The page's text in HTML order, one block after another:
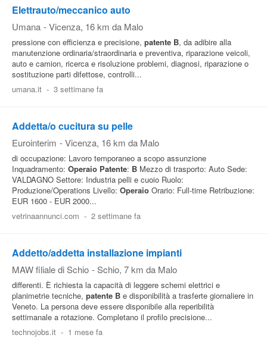
Elettrauto/meccanico auto
Umana - Vicenza, 16 km da Malo
pressione con efficienza e precisione, patente B, da adibire alla
manutenzione ordinaria/straordinaria e preventiva, riparazione veicoli,
auto e camion, ricerca e risoluzione problemi, diagnosi, riparazione o
sostituzione parti difettose, controlli...
umana.it - 3 settimane fa
Addetta/o cucitura su pelle
Eurointerim - Vicenza, 16 km da Malo
di occupazione: Lavoro temporaneo a scopo assunzione
Inquadramento: Operaio Patente: B Mezzo di trasporto: Auto Sede:
VALDAGNO Settore: Industria pelli e cuoio Ruolo:
Produzione/Operations Livello: Operaio Orario: Full-time Retribuzione:
EUR 1600 - EUR 2000...
vetrinaannunci.com - 2 settimane fa
Addetto/addetta installazione impianti
MAW filiale di Schio - Schio, 7 km da Malo
differenti. È richiesta la capacità di leggere schemi elettrici e
planimetrie tecniche, patente B e disponibilità a trasferte giornaliere in
Veneto. La persona deve essere disponibile alla reperibilità
settimanale a rotazione. Completano il profilo precisione...
technojobs.it - 1 mese fa